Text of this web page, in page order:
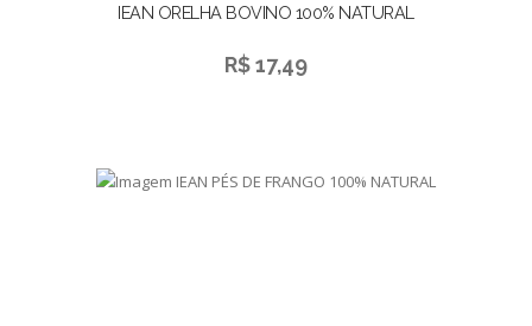
IEAN ORELHA BOVINO 100% NATURAL
R$ 17,49